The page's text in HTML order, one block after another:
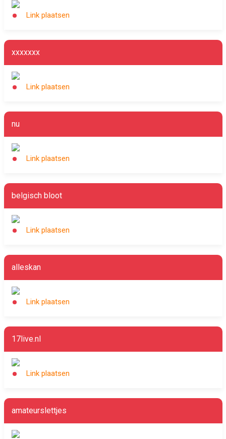
Link plaatsen
xxxxxxx
Link plaatsen
nu
Link plaatsen
belgisch bloot
Link plaatsen
alleskan
Link plaatsen
17live.nl
Link plaatsen
amateurslettjes